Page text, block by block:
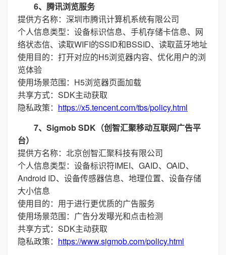
6、腾讯浏览服务
提供方名称：深圳市腾讯计算机系统有限公司
个人信息类型：设备标识信息、手机存储卡信息、网
络状态信、读取WIFI的SSID和BSSID、读取蓝牙地址
使用目的：打开对应的H5浏览器内容、优化用户的浏
览体验
使用场景范围：H5浏览器页面加载
共享方式：SDK主动获取
隐私政策： https://x5.tencent.com/tbs/policy.html
7、Sigmob SDK（创智汇聚移动互联网广告平
台）
提供方名称：北京创智汇聚科技有限公司
个人信息类型：设备标识符IMEI、GAID、OAID、
Android ID、设备传感器信息、地理位置、设备存储
大小信息
使用目的：用于进行更优质的广告服务
使用场景范围：广告分发曝光和点击检测
共享方式：SDK主动获取
隐私政策： https://www.sigmob.com/policy.html